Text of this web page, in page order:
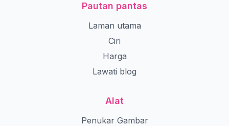
Pautan pantas
Laman utama
Ciri
Harga
Lawati blog
Alat
Penukar Gambar